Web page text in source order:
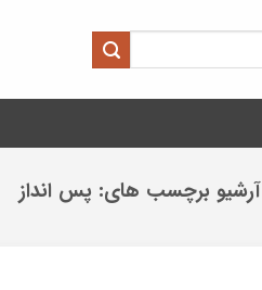
آرشیو برچسب های: پس انداز